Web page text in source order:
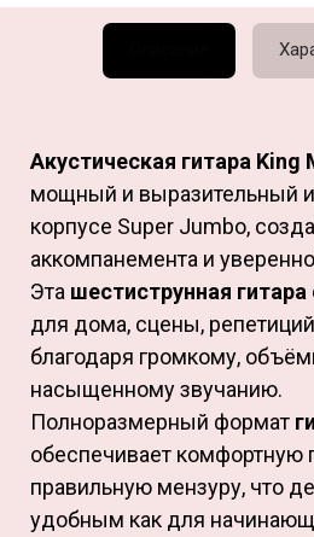
Акустическая гитара King
мощный и выразительный
корпусе Super Jumbo,
аккомпанемента и
Эта шестиструнная гитара
для дома, сцены,
благодаря громкому,
насыщенному звучанию.
Полноразмерный формат
обеспечивает комфортную
правильную мензуру, что
удобным как для